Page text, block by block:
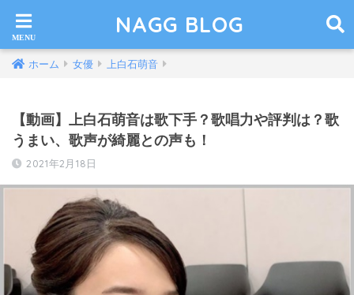
NAGG BLOG
ホーム 女優 上白石萌音
【動画】上白石萌音は歌下手？歌唱力や評判は？歌
うまい、歌声が綺麗との声も！
2021年2月18日